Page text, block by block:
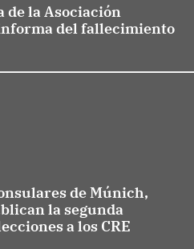
de la Asociación
del fallecimiento
de Múnich,
la segunda
a los CRE